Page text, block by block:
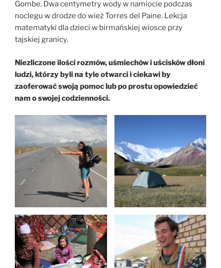
Gombe. Dwa centymetry wody w namiocie podczas
noclegu w drodze do wież Torres del Paine. Lekcja
matematyki dla dzieci w birmańskiej wiosce przy
tajskiej granicy.
Niezliczone ilości rozmów, uśmiechów i uścisków dłoni
ludzi, którzy byli na tyle otwarci i ciekawi by
zaoferować swoją pomoc lub po prostu opowiedzieć
nam o swojej codzienności.